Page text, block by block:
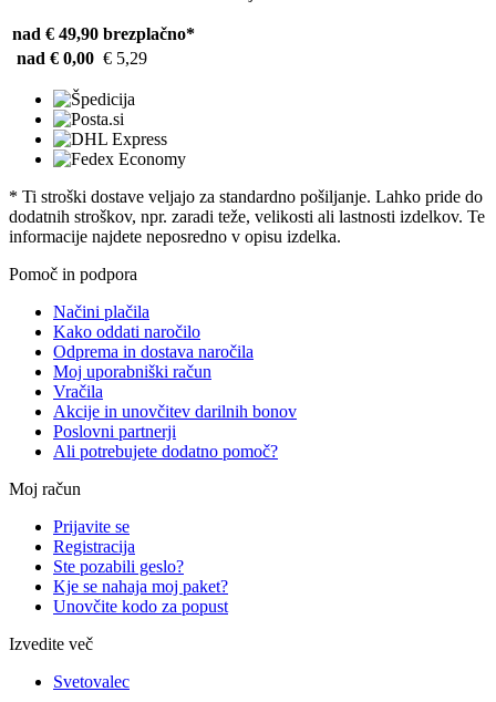
nad € 49,90 brezplačno*
nad € 0,00 € 5,29
* Ti stroški dostave veljajo za standardno pošiljanje. Lahko pride do
dodatnih stroškov, npr. zaradi teže, velikosti ali lastnosti izdelkov. Te
informacije najdete neposredno v opisu izdelka.
Pomoč in podpora
Načini plačila
Kako oddati naročilo
Odprema in dostava naročila
Moj uporabniški račun
Vračila
Akcije in unovčitev darilnih bonov
Poslovni partnerji
Ali potrebujete dodatno pomoč?
Moj račun
Prijavite se
Registracija
Ste pozabili geslo?
Kje se nahaja moj paket?
Unovčite kodo za popust
Izvedite več
Svetovalec